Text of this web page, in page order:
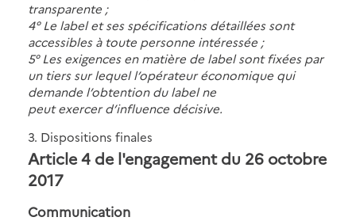
transparente ;
4° Le label et ses spécifications détaillées sont
accessibles à toute personne intéressée ;
5° Les exigences en matière de label sont fixées par
un tiers sur lequel l’opérateur économique qui
demande l’obtention du label ne
peut exercer d’influence décisive.
3. Dispositions finales
Article 4 de l'engagement du 26 octobre
2017
Communication